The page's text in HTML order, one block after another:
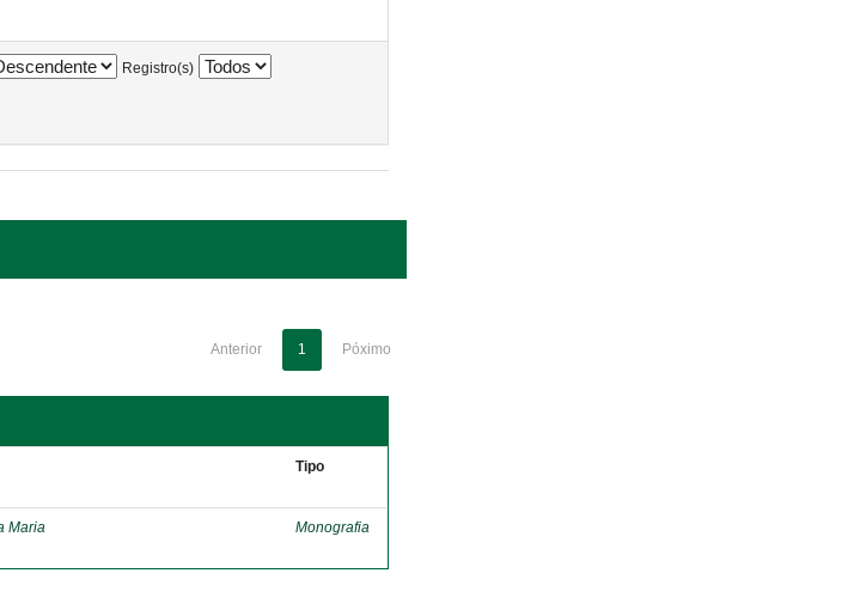
Registro(s)
Anterior 1 Póximo
Tipo
Maria Monografia